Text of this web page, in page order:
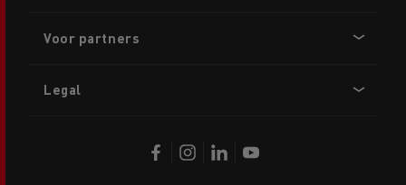
Voor partners
Legal